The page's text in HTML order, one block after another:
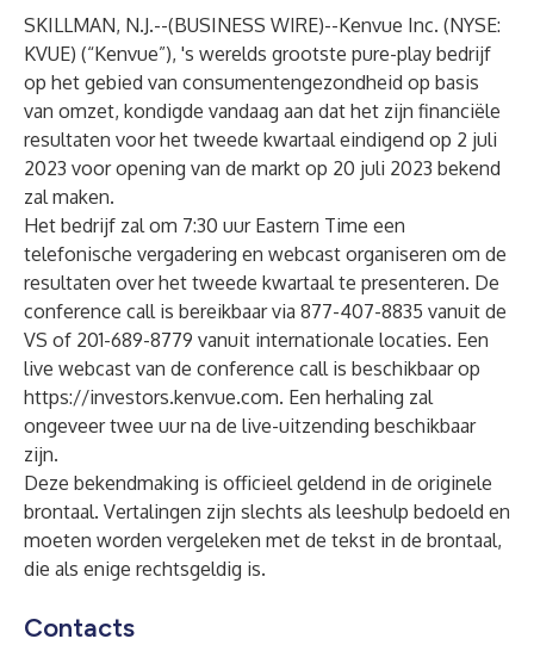
SKILLMAN, N.J.--(BUSINESS WIRE)--Kenvue Inc. (NYSE:
KVUE) (“Kenvue”), 's werelds grootste pure-play bedrijf
op het gebied van consumentengezondheid op basis
van omzet, kondigde vandaag aan dat het zijn financiële
resultaten voor het tweede kwartaal eindigend op 2 juli
2023 voor opening van de markt op 20 juli 2023 bekend
zal maken.
Het bedrijf zal om 7:30 uur Eastern Time een
telefonische vergadering en webcast organiseren om de
resultaten over het tweede kwartaal te presenteren. De
conference call is bereikbaar via 877-407-8835 vanuit de
VS of 201-689-8779 vanuit internationale locaties. Een
live webcast van de conference call is beschikbaar op
https://investors.kenvue.com. Een herhaling zal
ongeveer twee uur na de live-uitzending beschikbaar
zijn.
Deze bekendmaking is officieel geldend in de originele
brontaal. Vertalingen zijn slechts als leeshulp bedoeld en
moeten worden vergeleken met de tekst in de brontaal,
die als enige rechtsgeldig is.
Contacts